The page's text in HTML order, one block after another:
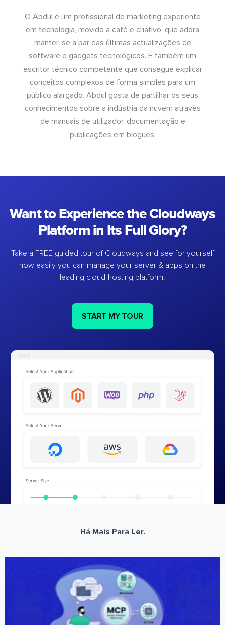
O Abdul é um profissional de marketing experiente
em tecnologia, movido a café e criativo, que adora
manter-se a par das últimas actualizações de
software e gadgets tecnológicos. É também um
escritor técnico competente que consegue explicar
conceitos complexos de forma simples para um
público alargado. Abdul gosta de partilhar os seus
conhecimentos sobre a indústria da nuvem através
de manuais de utilizador, documentação e
publicações em blogues.
Want to Experience the Cloudways
Platform in Its Full Glory?
Take a FREE guided tour of Cloudways and see for yourself
how easily you can manage your server & apps on the
leading cloud-hosting platform.
START MY TOUR
Há Mais Para Ler.